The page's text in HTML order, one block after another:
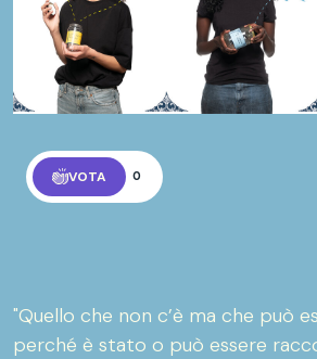
VOTA 0
"Quello che non c’è ma che può
perché è stato o può essere